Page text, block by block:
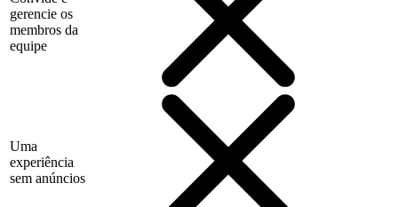
gerencie os
membros da
equipe
Uma
experiência
sem anúncios